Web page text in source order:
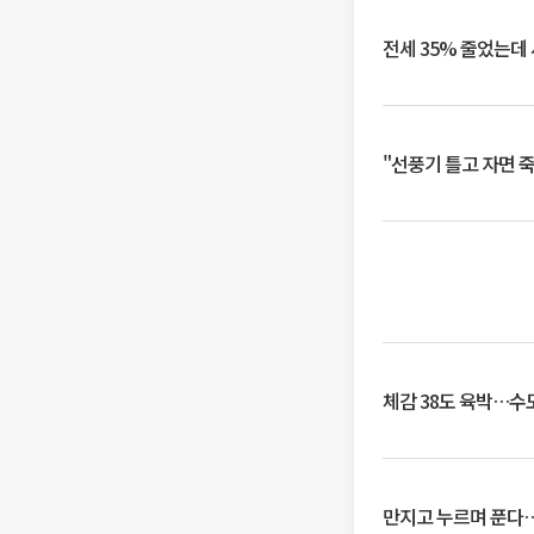
전세 35% 줄었는
"선풍기 틀고 자면
체감 38도 육박…수
만지고 누르며 푼